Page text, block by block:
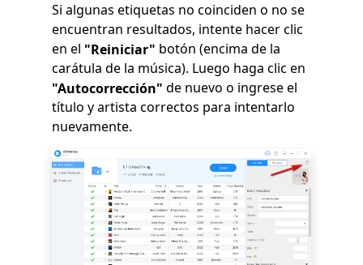
Si algunas etiquetas no coinciden o no se
encuentran resultados, intente hacer clic
en el "Reiniciar" botón (encima de la
carátula de la música). Luego haga clic en
"Autocorrección" de nuevo o ingrese el
título y artista correctos para intentarlo
nuevamente.